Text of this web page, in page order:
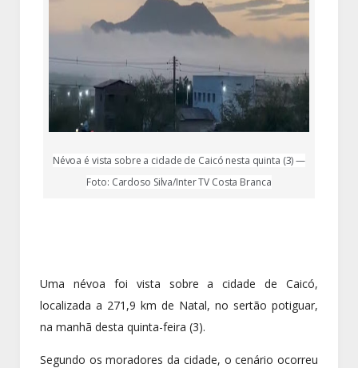
Névoa é vista sobre a cidade de Caicó nesta quinta (3) —
Foto: Cardoso Silva/Inter TV Costa Branca
Uma névoa foi vista sobre a cidade de Caicó,
localizada a 271,9 km de Natal, no sertão potiguar,
na manhã desta quinta-feira (3).
Segundo os moradores da cidade, o cenário ocorreu